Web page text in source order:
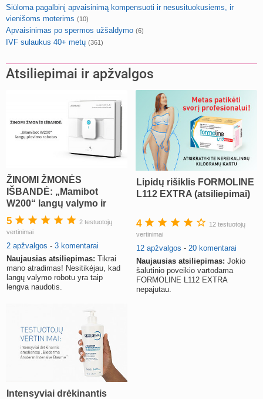
Siūloma pagalbinį apvaisinimą kompensuoti ir nesusituokusiems, ir
vienišoms moterims (10)
Apvaisinimas po spermos užšaldymo (6)
IVF sulaukus 40+ metų (361)
Atsiliepimai ir apžvalgos
ŽINOMI ŽMONĖS
IŠBANDĖ: „Mamibot
W200“ langų valymo ir
siurbimo robotas
5
2 testuotojų
vertinimai
2 apžvalgos - 3 komentarai
Naujausias atsiliepimas: Tikrai
mano atradimas! Nesitikėjau, kad
langų valymo robotu yra taip
lengva naudotis.
Lipidų rišiklis FORMOLINE
L112 EXTRA (atsiliepimai)
4
12 testuotojų
vertinimai
12 apžvalgos - 20 komentarai
Naujausias atsiliepimas: Jokio
šalutinio poveikio vartodama
FORMOLINE L112 EXTRA
nepajutau.
Intensyviai drėkinantis